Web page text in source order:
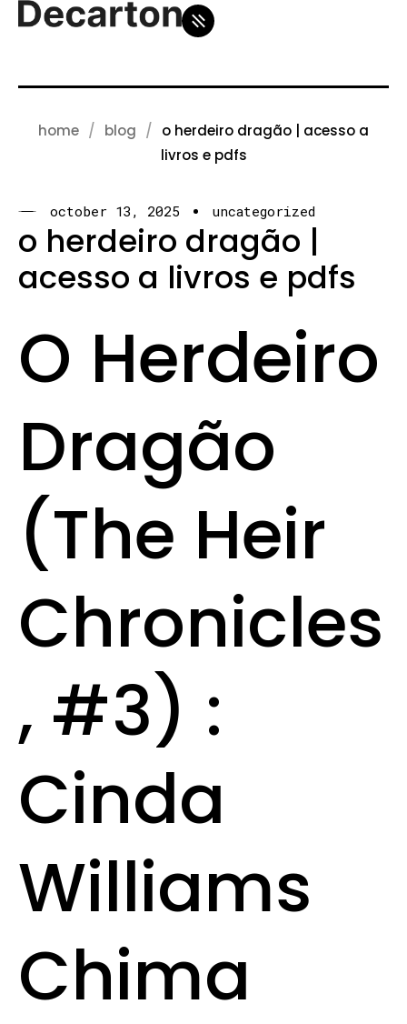
home blog
o herdeiro dragão | acesso a
livros e pdfs
october 13, 2025 uncategorized
o herdeiro dragão |
acesso a livros e pdfs
O Herdeiro
Dragão
(The Heir
Chronicles
, #3) :
Cinda
Williams
Chima